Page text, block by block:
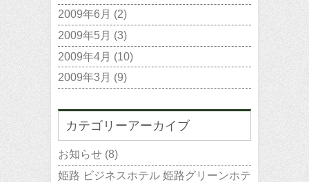
2009年6月 (2)
2009年5月 (3)
2009年4月 (10)
2009年3月 (9)
カテゴリーアーカイブ
お知らせ (8)
姫路 ビジネスホテル 姫路グリーンホテ